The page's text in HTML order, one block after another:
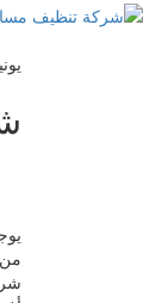
يونيو
من